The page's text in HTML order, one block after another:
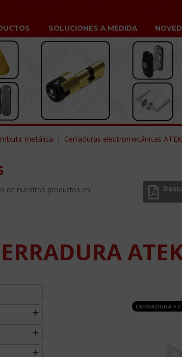
SOLUCIONES A MEDIDA
metálica Cerraduras electromecánicas
de nuestros productos en